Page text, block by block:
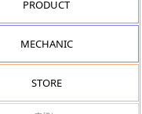
PRODUCT
MECHANIC
STORE